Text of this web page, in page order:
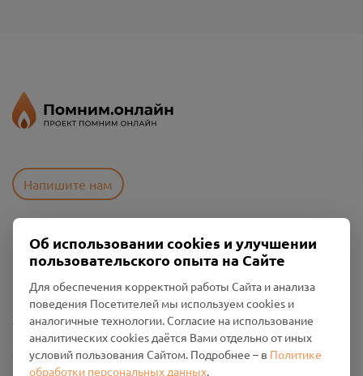
Напишите нам
Пользовательское соглашение
Политика конфиденциальности
Промо-материалы
Настройки cookies
Общество с ограниченной ответственностью «Смоленский
Проект Помним»
Об использовании cookies и улучшении
пользовательского опыта на Сайте
Для обеспечения корректной работы Сайта и анализа
поведения Посетителей мы используем cookies и
аналогичные технологии. Согласие на использование
аналитических cookies даётся Вами отдельно от иных
условий пользования Сайтом. Подробнее – в Политике
обработки персональных данных.